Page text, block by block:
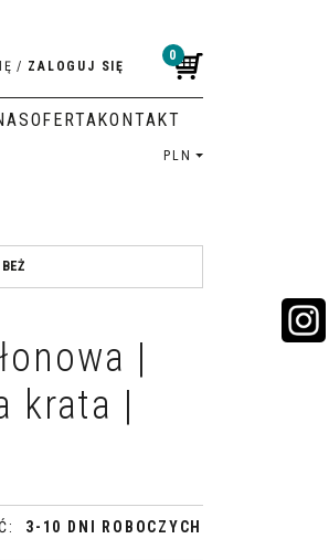
0
/ ZALOGUJ SIĘ
OFERTAKONTAKT
PLN
|
krata |
: 3-10 DNI ROBOCZYCH